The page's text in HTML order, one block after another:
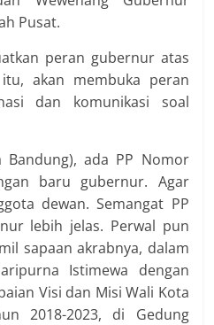
Pusat.
peran gubernur atas
akan membuka ­peran
dan ­komunikasi soal
Bandung), ada PP Nomor
baru gubernur. Agar
dewan. Semangat PP
lebih jelas. Perwal pun
sapaan akrabnya, dalam
Istimewa dengan
Visi dan Misi Wali Kota
2018-2023, di Gedung